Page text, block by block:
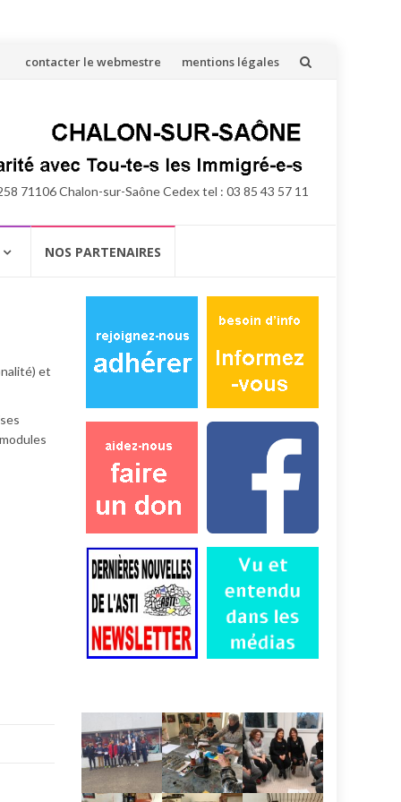
Aller
contenu
contacter le webmestre mentions légales
71106 Chalon-sur-Saône Cedex tel : 03 85 43 57 11
NOS PARTENAIRES
et